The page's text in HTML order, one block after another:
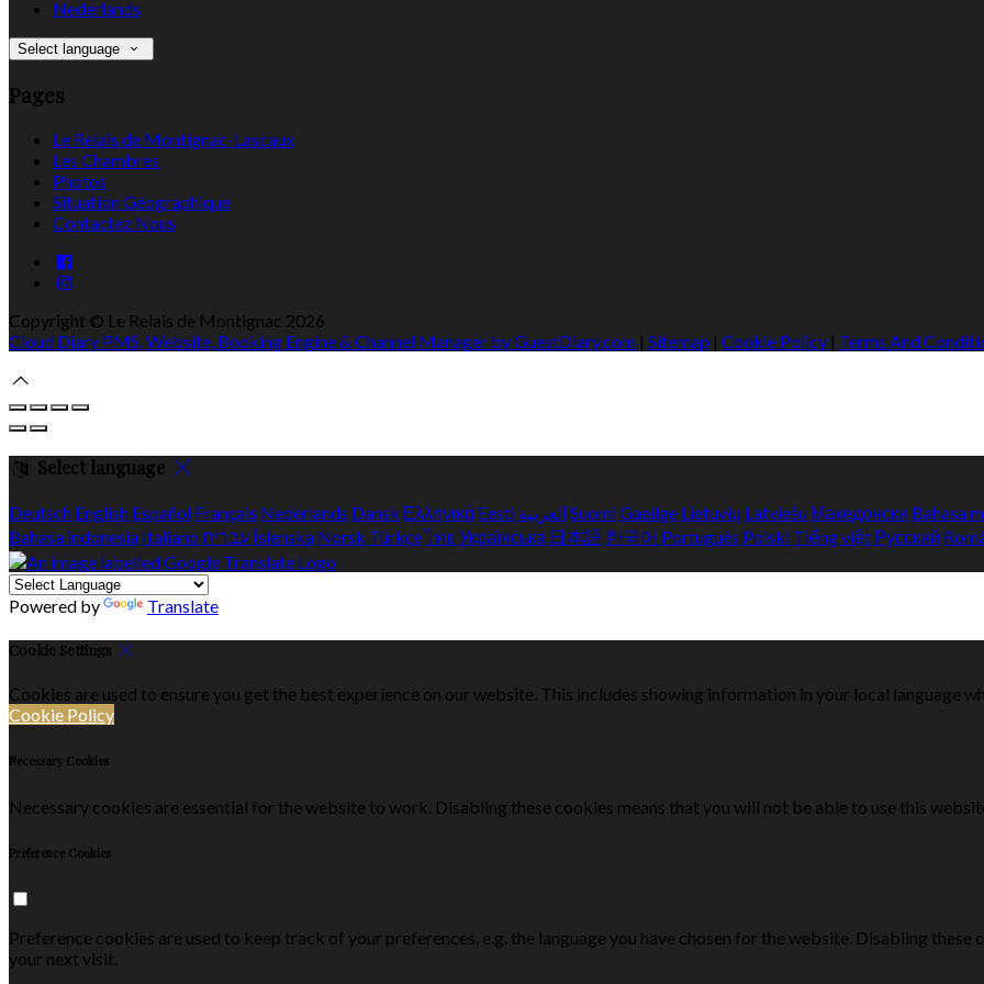
Nederlands
Select language
Pages
Le Relais de Montignac-Lascaux
Les Chambres
Photos
Situation Géographique
Contactez Nous
Copyright © Le Relais de Montignac 2026
Cloud Diary PMS, Website, Booking Engine & Channel Manager by GuestDiary.com | Sitemap | Cookie Policy | Terms And
Select language
Deutsch English Español Français Nederlands Dansk Ελληνικά Eesti العربية SuomiGaeilge Lietuvių Latviešu Македонски Bahasa
Bahasa indonesia Italiano עברית Íslenska Norsk Türkçeไทย Українська 日本語 한국어 Português Polski Tiếng việt Русский
Powered by Translate
Cookie Settings
Cookies are used to ensure you get the best experience on our website. This includes showing information in your local language
Cookie Policy
Necessary Cookies
Necessary cookies are essential for the website to work. Disabling these cookies means that you will not be able to use this
Preference Cookies
Preference cookies are used to keep track of your preferences, e.g. the language you have chosen for the website. Disabling
your next visit.